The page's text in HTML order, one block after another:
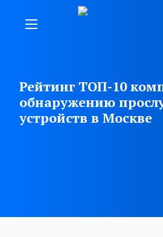
Рейтинг ТОП-10
обнаружению
устройств в Москве